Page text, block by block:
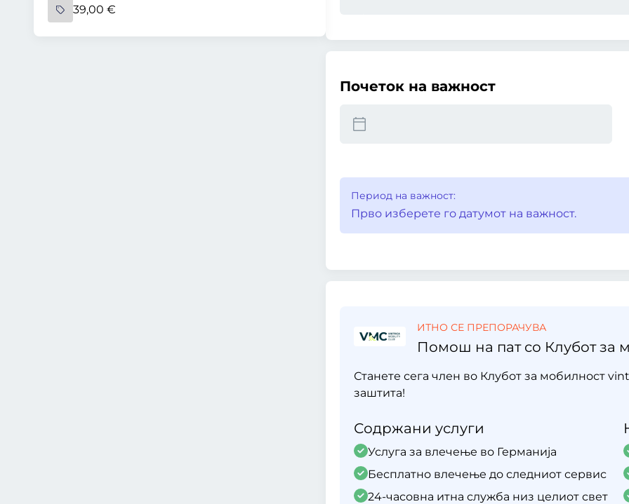
39,00 €
Почеток на важност
Период на важност:
Прво изберете го датумот на важност.
ИТНО СЕ ПРЕПОРАЧУВА
Помош на пат со Клубот за
Станете сега член во Клубот за мобилност
заштита!
Содржани услуги
Услуга за влечење во Германија
Бесплатно влечење до следниот сервис
24-часовна итна служба низ целиот свет